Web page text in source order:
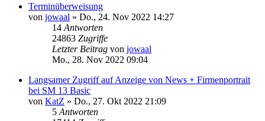
Terminüberweisung
von jowaal » Do., 24. Nov 2022 14:27
14 Antworten
24863 Zugriffe
Letzter Beitrag von jowaal
Mo., 28. Nov 2022 09:04
Langsamer Zugriff auf Anzeige von News + Firmenportrait
bei SM 13 Basic
von KatZ » Do., 27. Okt 2022 21:09
5 Antworten